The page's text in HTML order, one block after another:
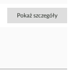
Pokaż szczegóły